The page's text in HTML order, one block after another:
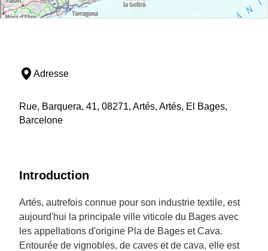
Adresse
Rue, Barquera, 41, 08271, Artés, Artés, El Bages,
Barcelone
Introduction
Artés, autrefois connue pour son industrie textile, est
aujourd'hui la principale ville viticole du Bages avec
les appellations d'origine Pla de Bages et Cava.
Entourée de vignobles, de caves et de cava, elle est